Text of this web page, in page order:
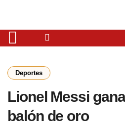
Deportes
Lionel Messi
balón de oro